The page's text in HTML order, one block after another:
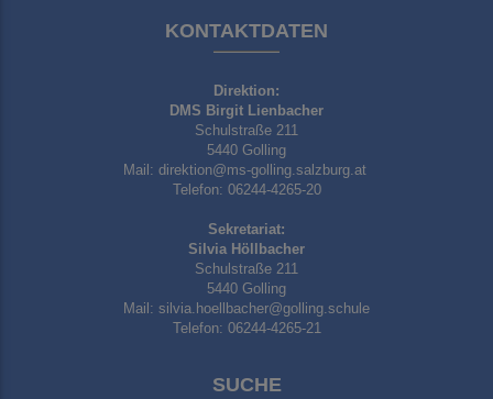
KONTAKTDATEN
Direktion:
DMS Birgit Lienbacher
Schulstraße 211
5440 Golling
Mail: direktion@ms-golling.salzburg.at
Telefon: 06244-4265-20
Sekretariat:
Silvia Höllbacher
Schulstraße 211
5440 Golling
Mail: silvia.hoellbacher@golling.schule
Telefon: 06244-4265-21
SUCHE